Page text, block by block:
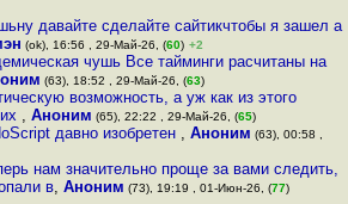
давайте сделайте сайтикчтобы я зашел а
(ok), 16:56 , 29-Май-26, (60) +2
чушь Все тайминги расчитаны на
(63), 18:52 , 29-Май-26, (63)
возможность, а уж как из этого
, Аноним (65), 22:22 , 29-Май-26, (65)
давно изобретен , Аноним (63), 00:58 ,
нам значительно проще за вами следить,
в,Аноним (73), 19:19 , 01-Июн-26, (77)